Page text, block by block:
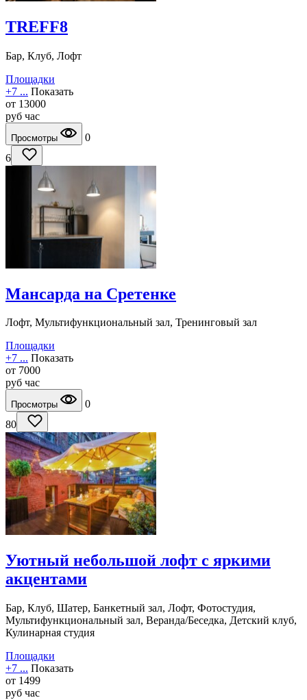
TREFF8
Бар, Клуб, Лофт
Площадки
+7 ... Показать
от 13000
руб час
Просмотры
0
6
Мансарда на Сретенке
Лофт, Мультифункциональный зал, Тренинговый зал
Площадки
+7 ... Показать
от 7000
руб час
Просмотры
0
80
Уютный небольшой лофт с яркими
акцентами
Бар, Клуб, Шатер, Банкетный зал, Лофт, Фотостудия,
Мультифункциональный зал, Веранда/Беседка, Детский клуб,
Кулинарная студия
Площадки
+7 ... Показать
от 1499
руб час